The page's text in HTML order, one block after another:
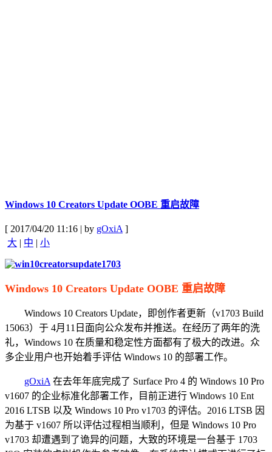
Windows 10 Creators Update OOBE 重启故障
[ 2017/04/20 11:16 | by gOxiA]
大 | 中 | 小
Windows 10 Creators Update OOBE 重启故障
Windows 10 Creators Update，即创作者更新（v1703 Build
15063）于 4月11日面向公众发布并推送。在经历了两年的洗
礼，Windows 10 在质量和稳定性方面都有了极大的改进。众
多企业用户也开始着手评估 Windows 10 的部署工作。
gOxiA在去年年底完成了 Surface Pro 4 的 Windows 10 Pro
v1607 的企业标准化部署工作，目前正进行 Windows 10 Ent
2016 LTSB 以及 Windows 10 Pro v1703 的评估。2016 LTSB 因
为基于 v1607 所以评估过程相当顺利，但是 Windows 10 Pro
v1703 却遭遇到了诡异的问题，大致的环境是一台基于 1703